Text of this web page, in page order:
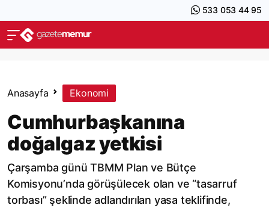
533 053 44 95
Anasayfa Ekonomi
Cumhurbaşkanına
doğalgaz yetkisi
Çarşamba günü TBMM Plan ve Bütçe
Komisyonu’nda görüşülecek olan ve “tasarruf
torbası” şeklinde adlandırılan yasa teklifinde,